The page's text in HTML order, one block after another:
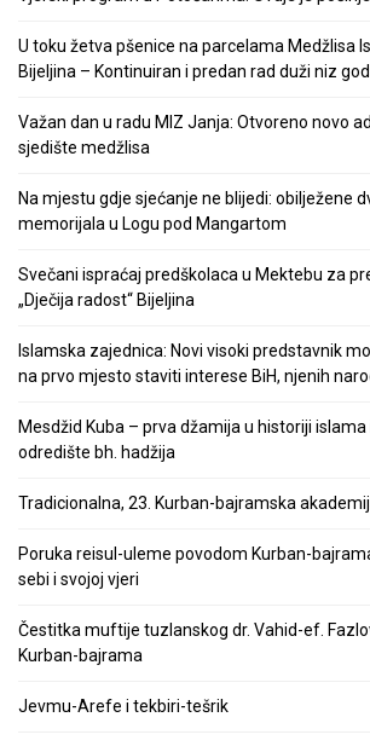
U toku žetva pšenice na parcelama Medžlisa
Bijeljina – Kontinuiran i predan rad duži niz
Važan dan u radu MIZ Janja: Otvoreno novo
sjedište medžlisa
Na mjestu gdje sjećanje ne blijedi: obilježene
memorijala u Logu pod Mangartom
Svečani ispraćaj predškolaca u Mektebu za
„Dječija radost“ Bijeljina
Islamska zajednica: Novi visoki predstavnik
na prvo mjesto staviti interese BiH, njenih
Mesdžid Kuba – prva džamija u historiji
odredište bh. hadžija
Tradicionalna, 23. Kurban-bajramska
Poruka reisul-uleme povodom Kurban-
sebi i svojoj vjeri
Čestitka muftije tuzlanskog dr. Vahid-ef.
Kurban-bajrama
Jevmu-Arefe i tekbiri-tešrik